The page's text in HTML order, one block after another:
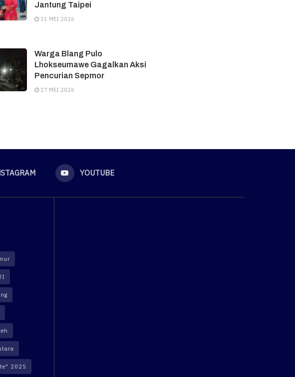
Jantung Taipei
31 MEI 2026
Warga Blang Pulo
Lhokseumawe Gagalkan Aksi
Pencurian Sepmor
17 MEI 2026
YOUTUBE
2025